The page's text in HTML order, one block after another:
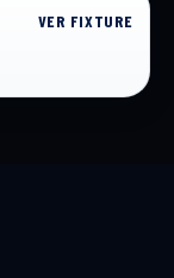
VER FIXTURE